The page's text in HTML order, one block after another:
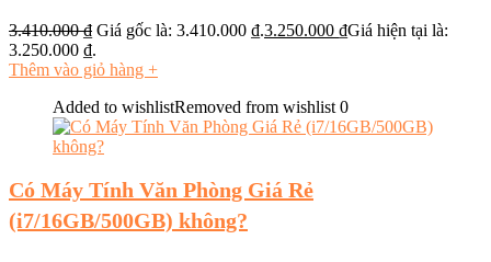
3.410.000₫ Giá gốc là: 3.410.000 ₫.3.250.000 ₫Giá hiện tại là:
3.250.000 ₫.
Thêm vào giỏ hàng +
Added to wishlistRemoved from wishlist 0
Có Máy Tính Văn Phòng Giá Rẻ
(i7/16GB/500GB) không?